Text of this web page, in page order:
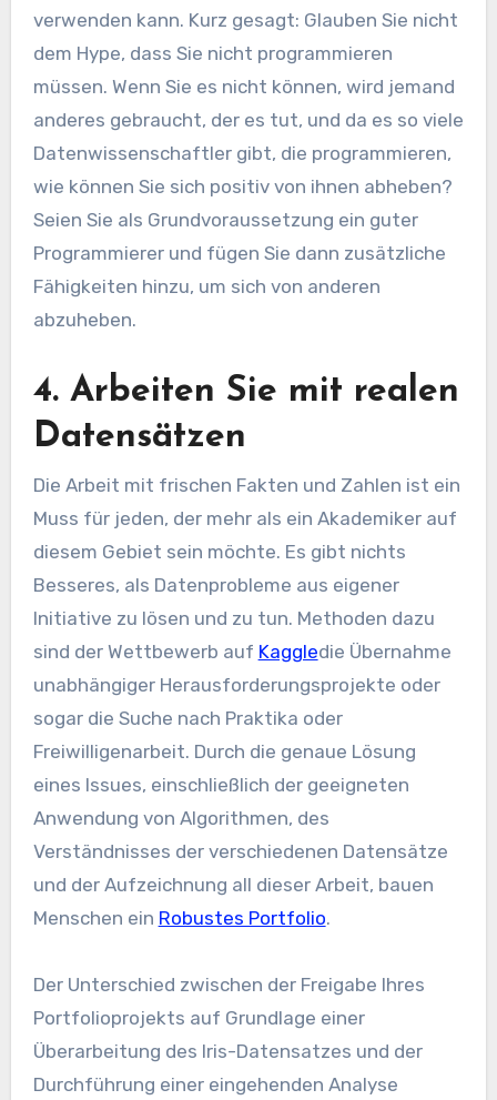
verwenden kann. Kurz gesagt: Glauben Sie nicht
dem Hype, dass Sie nicht programmieren
müssen. Wenn Sie es nicht können, wird jemand
anderes gebraucht, der es tut, und da es so viele
Datenwissenschaftler gibt, die programmieren,
wie können Sie sich positiv von ihnen abheben?
Seien Sie als Grundvoraussetzung ein guter
Programmierer und fügen Sie dann zusätzliche
Fähigkeiten hinzu, um sich von anderen
abzuheben.
4. Arbeiten Sie mit realen
Datensätzen
Die Arbeit mit frischen Fakten und Zahlen ist ein
Muss für jeden, der mehr als ein Akademiker auf
diesem Gebiet sein möchte. Es gibt nichts
Besseres, als Datenprobleme aus eigener
Initiative zu lösen und zu tun. Methoden dazu
sind der Wettbewerb auf Kaggledie Übernahme
unabhängiger Herausforderungsprojekte oder
sogar die Suche nach Praktika oder
Freiwilligenarbeit. Durch die genaue Lösung
eines Issues, einschließlich der geeigneten
Anwendung von Algorithmen, des
Verständnisses der verschiedenen Datensätze
und der Aufzeichnung all dieser Arbeit, bauen
Menschen ein Robustes Portfolio.
Der Unterschied zwischen der Freigabe Ihres
Portfolioprojekts auf Grundlage einer
Überarbeitung des Iris-Datensatzes und der
Durchführung einer eingehenden Analyse